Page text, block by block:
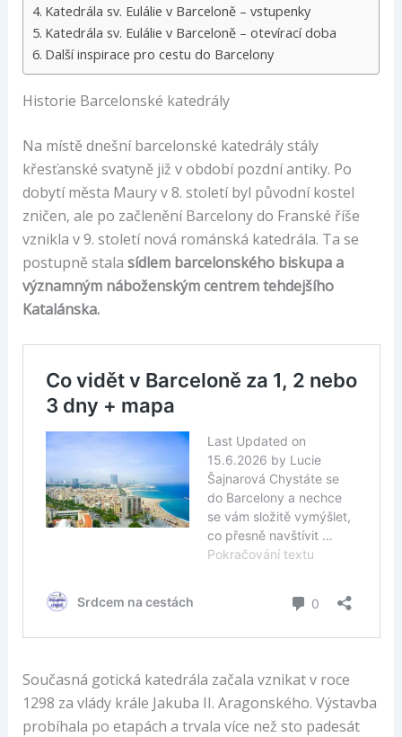
Katedrála sv. Eulálie v Barceloně – vstupenky
Katedrála sv. Eulálie v Barceloně – otevírací doba
Další inspirace pro cestu do Barcelony
Historie Barcelonské katedrály
Na místě dnešní barcelonské katedrály stály
křesťanské svatyně již v období pozdní antiky. Po
dobytí města Maury v 8. století byl původní kostel
zničen, ale po začlenění Barcelony do Franské říše
vznikla v 9. století nová románská katedrála. Ta se
postupně stala sídlem barcelonského biskupa a
významným náboženským centrem tehdejšího
Katalánska.
Současná gotická katedrála začala vznikat v roce
1298 za vlády krále Jakuba II. Aragonského. Výstavba
probíhala po etapách a trvala více než sto padesát